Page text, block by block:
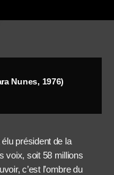
Nunes, 1976)
président de la
voix, soit 58 millions
c’est l’ombre du